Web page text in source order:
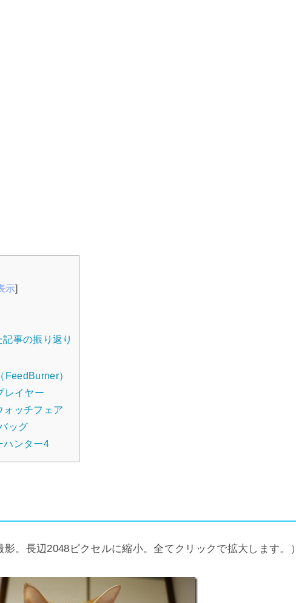
示]
事の振り返り
FeedBurner）
レイヤー
ォッチフェア
ッグ
ハンター4
影。長辺2048ピクセルに縮小。全てクリックで拡大します。）